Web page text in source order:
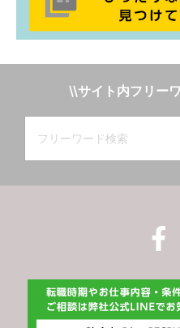
\\サイト内フリー